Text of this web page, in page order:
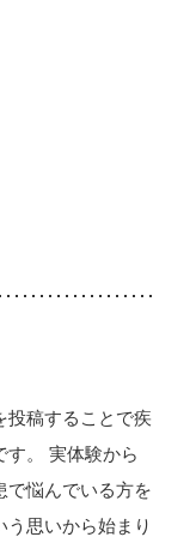
投稿することで疾
す。 実体験から
で悩んでいる方を
思いから始まり